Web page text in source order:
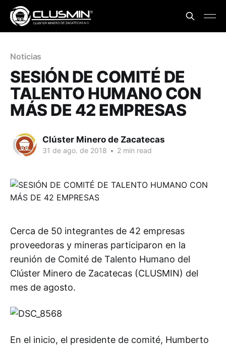
Noticias
SESIÓN DE COMITÉ DE
TALENTO HUMANO CON
MÁS DE 42 EMPRESAS
Clúster Minero de Zacatecas
31 de ago. de 2018 • 2 min read
Cerca de 50 integrantes de 42 empresas
proveedoras y mineras participaron en la
reunión de Comité de Talento Humano del
Clúster Minero de Zacatecas (CLUSMIN) del
mes de agosto.
En el inicio, el presidente de comité, Humberto